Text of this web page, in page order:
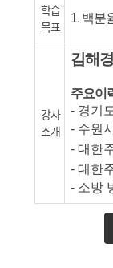
학습
목표
1. 백분
강사
소개
김해경
주요이
- 경기
- 수원
- 대한
- 대한
- 소방